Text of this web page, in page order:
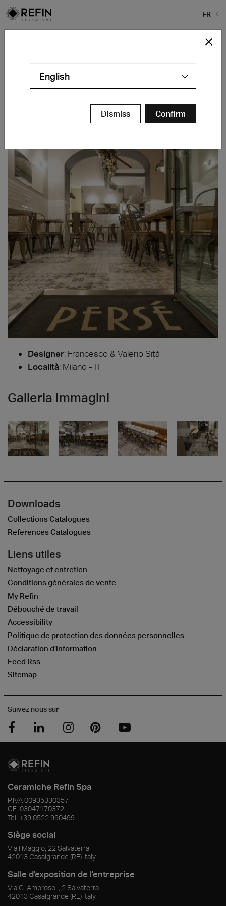
FR
Milano - IT
Designer: Francesco & Valerio Sità
Località: Milano - IT
Galleria Immagini
Downloads
Collections Catalogues
References Catalogues
Liens utiles
Nettoyage et entretien
Conditions générales de vente
My Refin
Débouché de travail
Accessibility
Politique de protection des données personnelles
Déclaration d’information
Feed Rss
Sitemap
Suivez nous sur
Ceramiche Refin Spa
P.IVA00935330357
CF: 03047170372
Tel. +39 0522 990499
Siège social
Via I Maggio, 22 Salvaterra
42013 Casalgrande (RE) Italy
Salle d'exposition de l'entreprise
Via G. Ambrosoli, 2 Salvaterra
42013 Casalgrande (RE) Italy
English
Dismiss Confirm